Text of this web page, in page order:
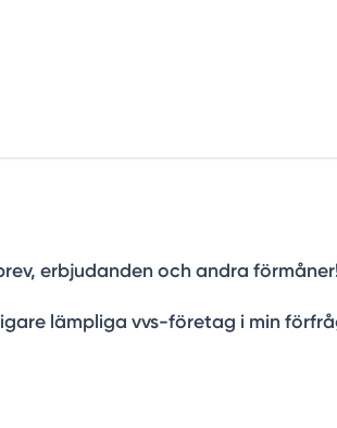
erbjudanden och andra
lämpliga vvs-företag i min